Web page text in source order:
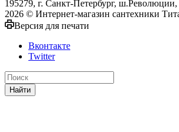
195279, г. Санкт-Петербург,
2026 © Интернет-магазин сантехники
Версия для печати
Вконтакте
Twitter
Найти